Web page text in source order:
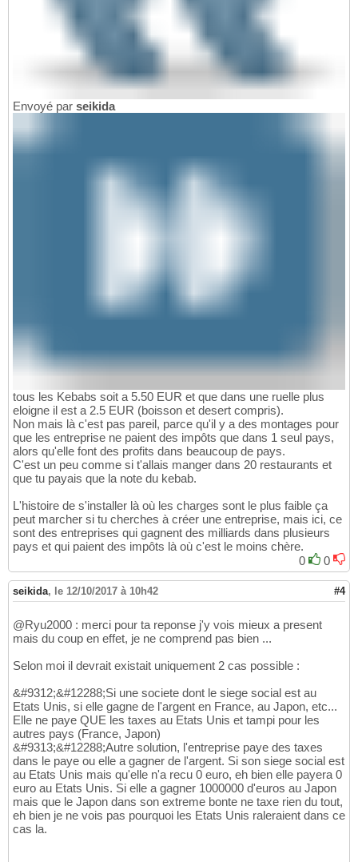
Envoyé par seikida
tous les Kebabs soit a 5.50 EUR et que dans une ruelle plus
eloigne il est a 2.5 EUR (boisson et desert compris).
Non mais là c'est pas pareil, parce qu'il y a des montages pour
que les entreprise ne paient des impôts que dans 1 seul pays,
alors qu'elle font des profits dans beaucoup de pays.
C'est un peu comme si t'allais manger dans 20 restaurants et
que tu payais que la note du kebab.
L'histoire de s'installer là où les charges sont le plus faible ça
peut marcher si tu cherches à créer une entreprise, mais ici, ce
sont des entreprises qui gagnent des milliards dans plusieurs
pays et qui paient des impôts là où c'est le moins chère.
0
0
seikida, le 12/10/2017 à 10h42 #4
@Ryu2000 : merci pour ta reponse j'y vois mieux a present
mais du coup en effet, je ne comprend pas bien ...
Selon moi il devrait existait uniquement 2 cas possible :
&#9312;&#12288;Si une societe dont le siege social est au
Etats Unis, si elle gagne de l'argent en France, au Japon, etc...
Elle ne paye QUE les taxes au Etats Unis et tampi pour les
autres pays (France, Japon)
&#9313;&#12288;Autre solution, l'entreprise paye des taxes
dans le paye ou elle a gagner de l'argent. Si son siege social est
au Etats Unis mais qu'elle n'a recu 0 euro, eh bien elle payera 0
euro au Etats Unis. Si elle a gagner 1000000 d'euros au Japon
mais que le Japon dans son extreme bonte ne taxe rien du tout,
eh bien je ne vois pas pourquoi les Etats Unis raleraient dans ce
cas la.